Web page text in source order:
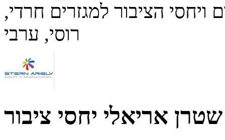
הציבור למגזרים חרדי,
רוסי, ערבי
שטרן אריאלי יחסי ציבור